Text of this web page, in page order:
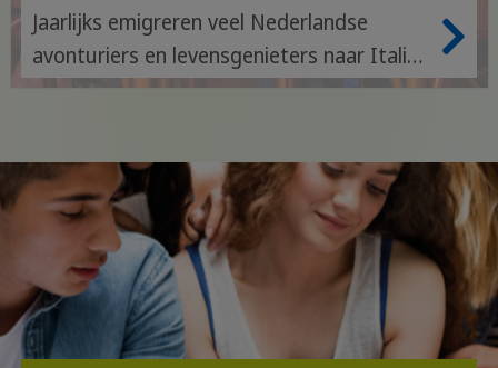
gewoontes!
Jaarlijks emigreren veel Nederlandse
avonturiers en levensgenieters naar Italië.
Dat is niet gek: Italië staat bekend om
prachtige landschappen én de relaxte
levensstijl. Maar vergis je niet: een leven in
Italië vraagt om aanpassing. Hoe? Lees
hier alles over Italiaanse gewoontes.